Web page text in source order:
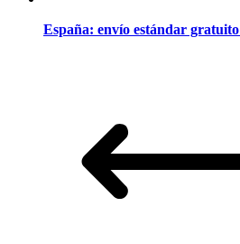
España: envío estándar gratuito